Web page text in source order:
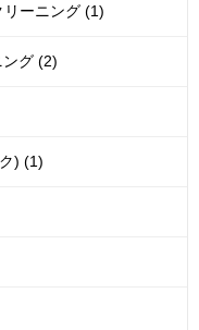
ーニング (1)
グ (2)
) (1)